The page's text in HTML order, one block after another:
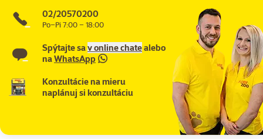
02/20570200
Po–Pi 7:00 – 18:00
Spýtajte sav online chatealebo
naWhatsApp
Konzultácie na mieru
naplánuj si konzultáciu